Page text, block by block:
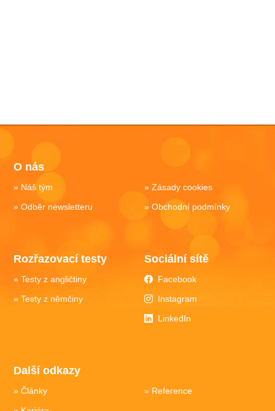
O nás
Náš tým
Odběr newsletteru
Zásady cookies
Obchodní podmínky
Rozřazovací testy
Testy z angličtiny
Testy z němčiny
Sociální sítě
Facebook
Instagram
LinkedIn
Další odkazy
Články
Reference